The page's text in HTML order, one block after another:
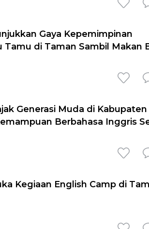
Gaya Kepemimpinan
Tamu di Taman Sambil Makan
Generasi Muda di Kabupaten
Berbahasa Inggris
Kegiaan English Camp di